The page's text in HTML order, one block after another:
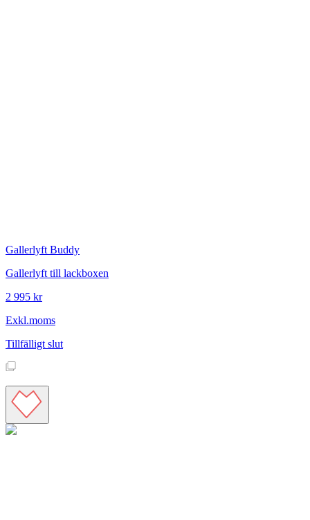
Gallerlyft Buddy
Gallerlyft till lackboxen
2 995 kr
Exkl.moms
Tillfälligt slut